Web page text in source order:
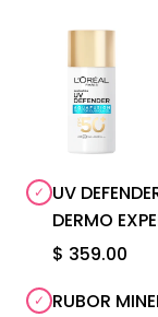
UV
DERMO
$ 359.00
RUBOR